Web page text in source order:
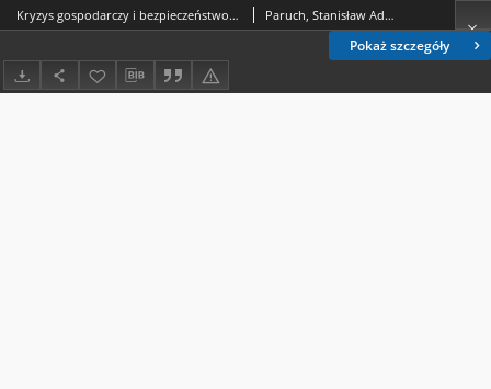
Pokaż szczegóły
Kryzys gospodarczy i bezpieczeństwo państwa w warunkach pluralistycznej struktury europejskiego porządku prawnego Paruch, Stanisław Adam